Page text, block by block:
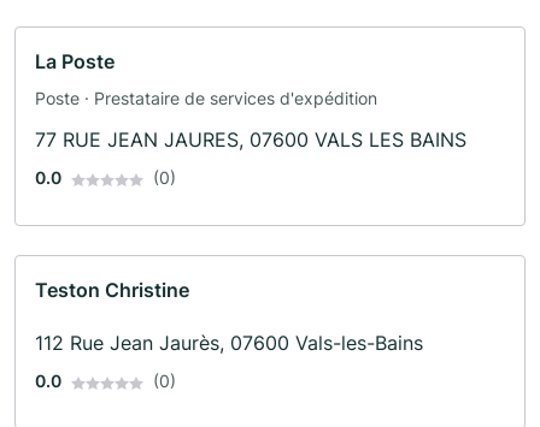
La Poste
Poste · Prestataire de services d'expédition
77 RUE JEAN JAURES, 07600 VALS LES BAINS
0.0 (0)
Teston Christine
112 Rue Jean Jaurès, 07600 Vals-les-Bains
0.0 (0)